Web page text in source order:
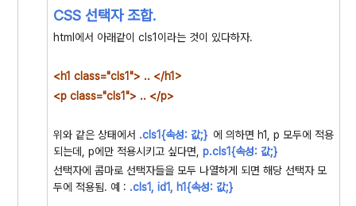
CSS 선택자 조합.
html에서 아래같이 cls1이라는 것이 있다하자.
<h1 class="cls1"> .. </h1>
<p class="cls1"> .. </p>
위와 같은 상태에서 .cls1{속성: 값;}에 의하면 h1, p 모두에 적용
되는데, p에만 적용시키고 싶다면, p.cls1{속성: 값;}
선택자에 콤마로 선택자들을 모두 나열하게 되면 해당 선택자 모
두에 적용됨. 예 : .cls1, id1, h1{속성: 값;}